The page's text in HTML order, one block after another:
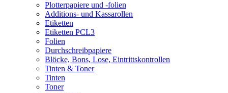
Plotterpapiere und -folien
Additions- und Kassarollen
Etiketten
Etiketten PCL3
Folien
Durchschreibpapiere
Blöcke, Bons, Lose, Eintrittskontrollen
Tinten & Toner
Tinten
Toner